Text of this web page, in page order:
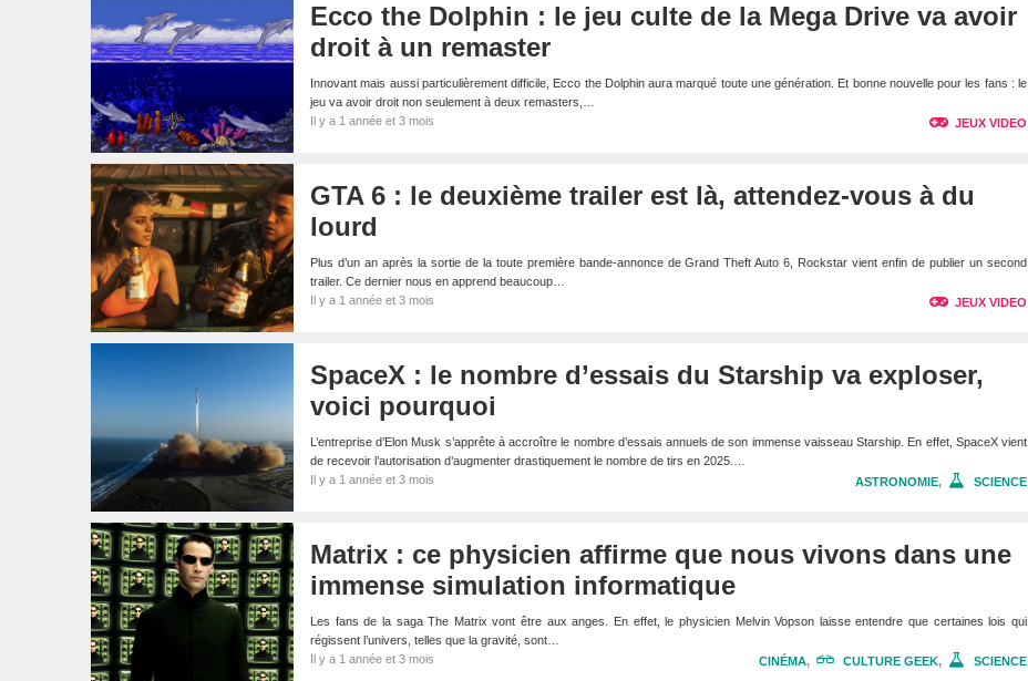
Ecco the Dolphin : le jeu culte de la Mega Drive va avoir
droit à un remaster
Innovant mais aussi particulièrement difficile, Ecco the Dolphin aura marqué toute une génération. Et bonne nouvelle pour les fans : le
jeu va avoir droit non seulement à deux remasters,…
Il y a 1 année et 3 mois
JEUX VIDEO
GTA 6 : le deuxième trailer est là, attendez-vous à du
lourd
Plus d’un an après la sortie de la toute première bande-annonce de Grand Theft Auto 6, Rockstar vient enfin de publier un second
trailer. Ce dernier nous en apprend beaucoup…
Il y a 1 année et 3 mois
JEUX VIDEO
SpaceX : le nombre d’essais du Starship va exploser,
voici pourquoi
L’entreprise d’Elon Musk s’apprête à accroître le nombre d’essais annuels de son immense vaisseau Starship. En effet, SpaceX vient
de recevoir l’autorisation d’augmenter drastiquement le nombre de tirs en 2025.…
Il y a 1 année et 3 mois
ASTRONOMIE, SCIENCE
Matrix : ce physicien affirme que nous vivons dans une
immense simulation informatique
Les fans de la saga The Matrix vont être aux anges. En effet, le physicien Melvin Vopson laisse entendre que certaines lois qui
régissent l’univers, telles que la gravité, sont…
Il y a 1 année et 3 mois
CINÉMA, CULTURE GEEK, SCIENCE